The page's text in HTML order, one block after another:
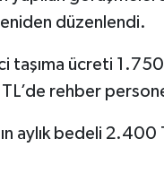
düzenlendi.
taşıma ücreti
rehber
aylık bedeli